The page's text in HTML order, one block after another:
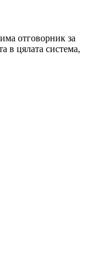
отговорник за
в цялата система,